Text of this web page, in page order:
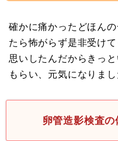
確かに痛かったどほん
たら怖がらず是非受け
思いしたんだからきっ
もらい、元気になりまし
卵管造影検査